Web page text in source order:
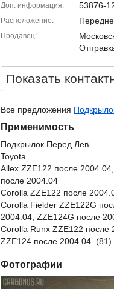
Доп. информация 53876-
Расположение
Продавец
Показать
Все предложения
Применимость
Подкрылок Перед Лев
Toyota
Allex ZZE122 после
после 2004.04
Corolla ZZE122 после
Corolla Fielder ZZE122G
2004.04, ZZE124G после
Corolla Runx ZZE122 после
ZZE124 после 2004.04. (81)
Фотографии